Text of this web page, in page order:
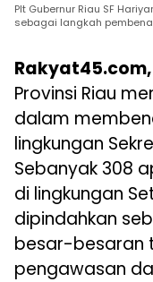
Plt Gubernur Riau SF
sebagai langkah
Provinsi Riau
dalam
lingkungan
Sebanyak 308
di lingkungan
dipindahkan
besar-besaran
pengawasan